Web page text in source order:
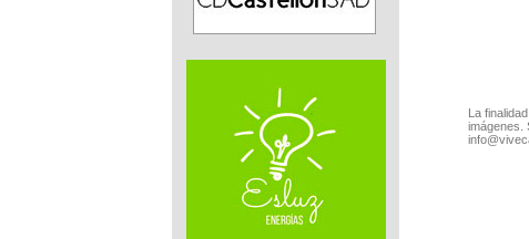
La
imágenes.